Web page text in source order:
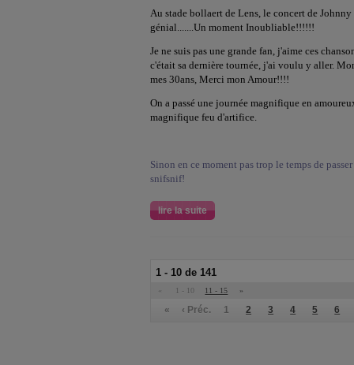
Au stade bollaert de Lens, le concert de
génial.......Un moment Inoubliable!!!!!!
Je ne suis pas une grande fan, j'aime ces
c'était sa dernière tournée, j'ai voulu y aller.
mes 30ans, Merci mon Amour!!!!
On a passé une journée magnifique en
magnifique feu d'artifice.
Sinon en ce moment pas trop le temps de
snifsnif!
lire la suite
1 - 10 de 141
« 1 - 10 11 - 15 »
« ‹ Préc. 1 2 3 4 5 6